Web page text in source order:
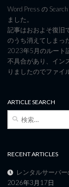
Word Press の
ました。
記事はおおよそ復旧
のうち消えてしまっ
2023年5月のルート
不具合があり、イン
りましたのでファイ
ARTICLE SEARCH
RECENT ARTICLES
レンタルサーバ
2026年3月17日